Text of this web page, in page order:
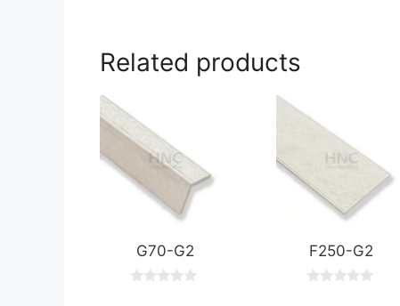
Related products
G70-G2 F250-G2